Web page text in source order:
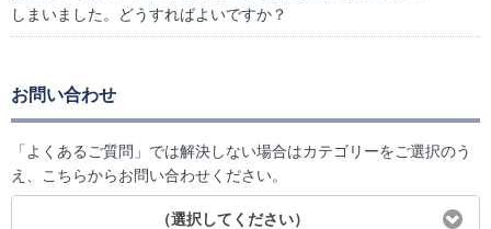
しまいました。どうすればよいですか？
お問い合わせ
「よくあるご質問」では解決しない場合はカテゴリーをご選択のう
え、こちらからお問い合わせください。
（選択してください）